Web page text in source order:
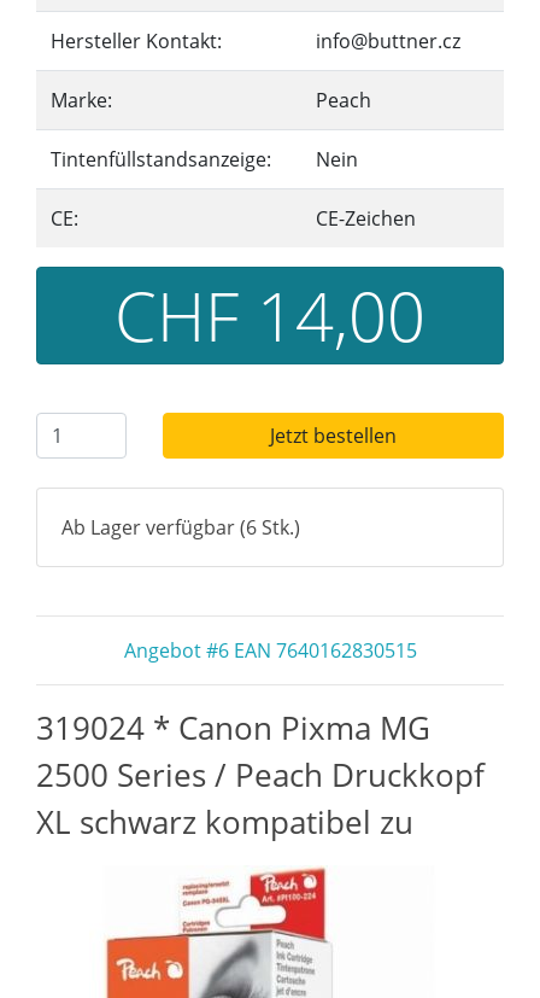
Hersteller Kontakt: info@buttner.cz
Marke: Peach
Tintenfüllstandsanzeige: Nein
CE: CE-Zeichen
CHF 14,00
Jetzt bestellen
Ab Lager verfügbar (6 Stk.)
Angebot #6 EAN 7640162830515
319024 * Canon Pixma MG
2500 Series / Peach Druckkopf
XL schwarz kompatibel zu